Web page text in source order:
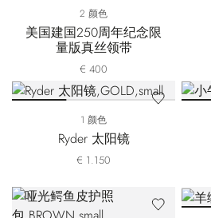
2 颜色
美国建国250周年纪念限
量版真丝领带
€ 400
1 颜色
Ryder 太阳镜
€ 1.150